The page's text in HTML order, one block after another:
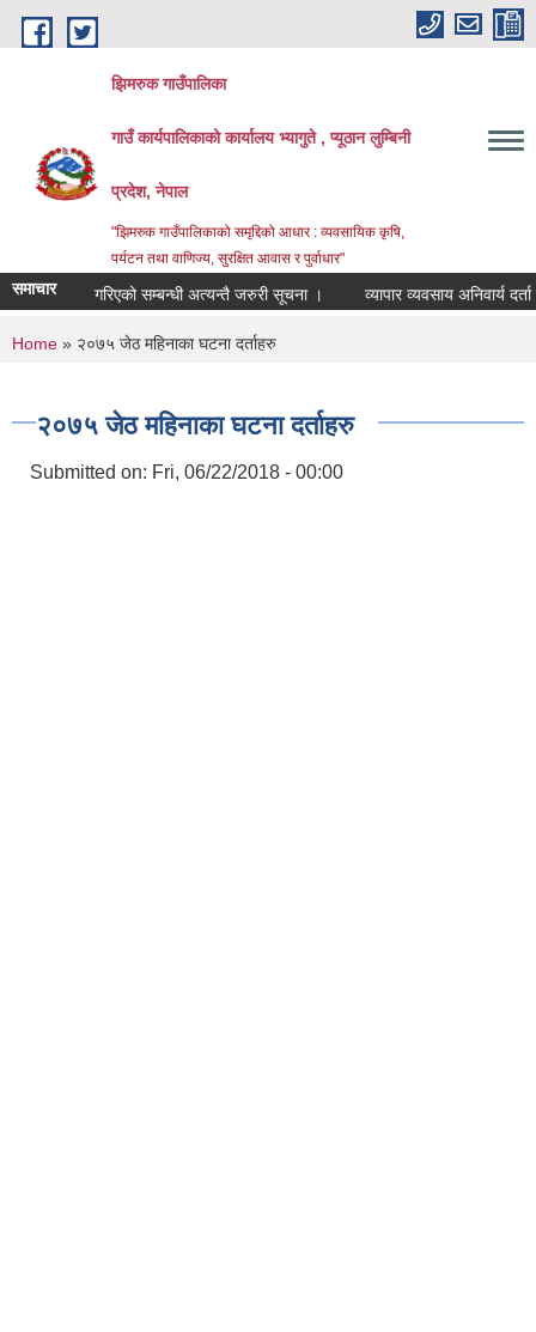
Skip to main content
झिमरुक गाउँपालिका
गाउँ कार्यपालिकाको कार्यालय भ्यागुते , प्यूठान लुम्बिनी
प्रदेश, नेपाल
"झिमरुक गाउँपालिकाको समृद्दिको आधार : व्यवसायिक कृषि,
पर्यटन तथा वाणिज्य, सुरक्षित आवास र पुर्वाधार"
समाचार
स्थगित गरिएको सम्बन्धी अत्यन्तै जरुरी सूचना । व्यापार व्यवसाय अनिवार्य दर्ता
You are here
Home » २०७५ जेठ महिनाका घटना दर्ताहरु
२०७५ जेठ महिनाका घटना दर्ताहरु
Submitted on: Fri, 06/22/2018 - 00:00